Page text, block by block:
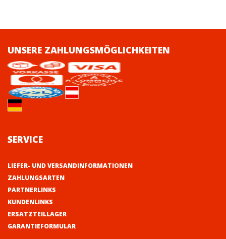
UNSERE ZAHLUNGSMÖGLICHKEITEN
SERVICE
LIEFER- UND VERSANDINFORMATIONEN
ZAHLUNGSARTEN
PARTNERLINKS
KUNDENLINKS
ERSATZTEILLAGER
GARANTIEFORMULAR